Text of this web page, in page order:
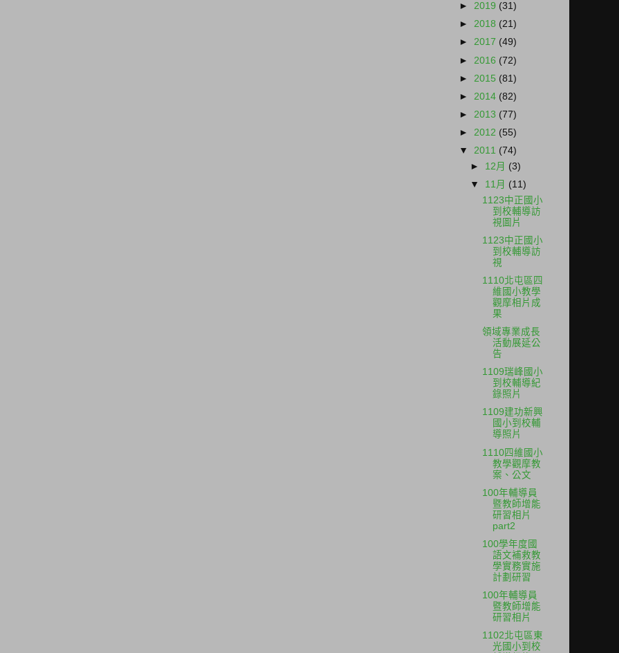
► 2019 (31)
► 2018 (21)
► 2017 (49)
► 2016 (72)
► 2015 (81)
► 2014 (82)
► 2013 (77)
► 2012 (55)
▼ 2011 (74)
► 12月 (3)
▼ 11月 (11)
1123中正國小
到校輔導訪
視圖片
1123中正國小
到校輔導訪
視
1110北屯區四
維國小教學
觀摩相片成
果
領域專業成長
活動展延公
告
1109瑞峰國小
到校輔導紀
錄照片
1109建功新興
國小到校輔
導照片
1110四維國小
教學觀摩教
案、公文
100年輔導員
暨教師增能
研習相片
part2
100學年度國
語文補救教
學實務實施
計劃研習
100年輔導員
暨教師增能
研習相片
1102北屯區東
光國小到校